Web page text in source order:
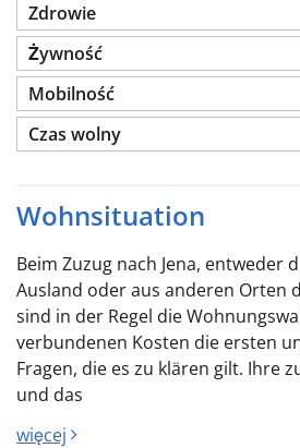
Zdrowie
Żywność
Mobilność
Czas wolny
Wohnsituation
Beim Zuzug nach Jena, entweder
Ausland oder aus anderen Orten
sind in der Regel die
verbundenen Kosten die ersten
Fragen, die es zu klären gilt. Ihre
und das
więcej